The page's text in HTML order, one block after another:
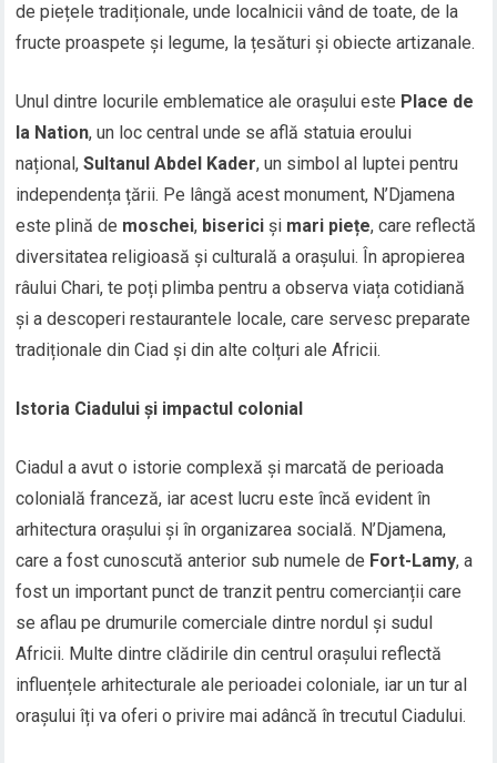
de piețele tradiționale, unde localnicii vând de toate, de la
fructe proaspete și legume, la țesături și obiecte artizanale.
Unul dintre locurile emblematice ale orașului este Place de
la Nation, un loc central unde se află statuia eroului
național,Sultanul Abdel Kader, un simbol al luptei pentru
independența țării. Pe lângă acest monument, N’Djamena
este plină de moschei, biserici și mari piețe, care reflectă
diversitatea religioasă și culturală a orașului. În apropierea
râului Chari, te poți plimba pentru a observa viața cotidiană
și a descoperi restaurantele locale, care servesc preparate
tradiționale din Ciad și din alte colțuri ale Africii.
Istoria Ciadului și impactul colonial
Ciadul a avut o istorie complexă și marcată de perioada
colonială franceză, iar acest lucru este încă evident în
arhitectura orașului și în organizarea socială. N’Djamena,
care a fost cunoscută anterior sub numele de Fort-Lamy, a
fost un important punct de tranzit pentru comercianții care
se aflau pe drumurile comerciale dintre nordul și sudul
Africii. Multe dintre clădirile din centrul orașului reflectă
influențele arhitecturale ale perioadei coloniale, iar un tur al
orașului îți va oferi o privire mai adâncă în trecutul Ciadului.